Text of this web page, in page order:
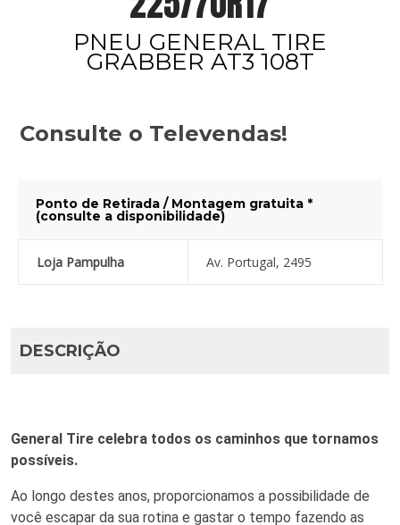
PNEU GENERAL TIRE
GRABBER AT3 108T
Consulte o Televendas!
Ponto de Retirada / Montagem gratuita *
(consulte a disponibilidade)
Loja Pampulha Av. Portugal, 2495
DESCRIÇÃO
General Tire celebra todos os caminhos que tornamos
possíveis.
Ao longo destes anos, proporcionamos a possibilidade de
você escapar da sua rotina e gastar o tempo fazendo as